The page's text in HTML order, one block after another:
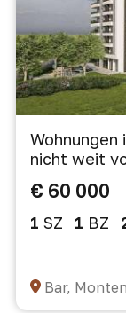
Wohnungen
nicht weit
€ 60 000
1 SZ 1 BZ
Bar,